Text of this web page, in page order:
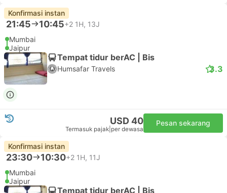
Konfirmasi instan
21:45 10:45+2 1H, 13J
Mumbai
Jaipur
Tempat tidur berAC | Bis
Humsafar Travels 3.3
USD 40
Termasuk pajak per dewasa
Pesan sekarang
Konfirmasi instan
23:30 10:30+2 1H, 11J
Mumbai
Jaipur
Tempat tidur berAC | Bis